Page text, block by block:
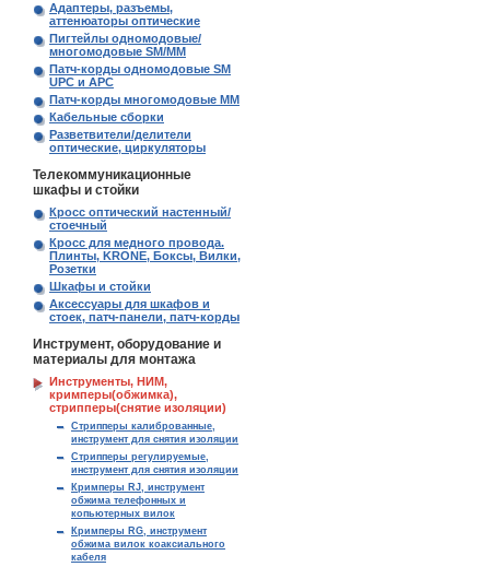
Адаптеры, разъемы,
аттенюаторы оптические
Пигтейлы одномодовые/
многомодовые SM/MM
Патч-корды одномодовые SM
UPC и APC
Патч-корды многомодовые MM
Кабельные сборки
Разветвители/делители
оптические, циркуляторы
Телекоммуникационные
шкафы и стойки
Кросс оптический настенный/
стоечный
Кросс для медного провода.
Плинты, KRONE, Боксы, Вилки,
Розетки
Шкафы и стойки
Аксессуары для шкафов и
стоек, патч-панели, патч-корды
Инструмент, оборудование и
материалы для монтажа
Инструменты, НИМ,
кримперы(обжимка),
стрипперы(снятие изоляции)
Стрипперы калиброванные,
инструмент для снятия изоляции
Стрипперы регулируемые,
инструмент для снятия изоляции
Кримперы RJ, инструмент
обжима телефонных и
копьютерных вилок
Кримперы RG, инструмент
обжима вилок коаксиального
кабеля